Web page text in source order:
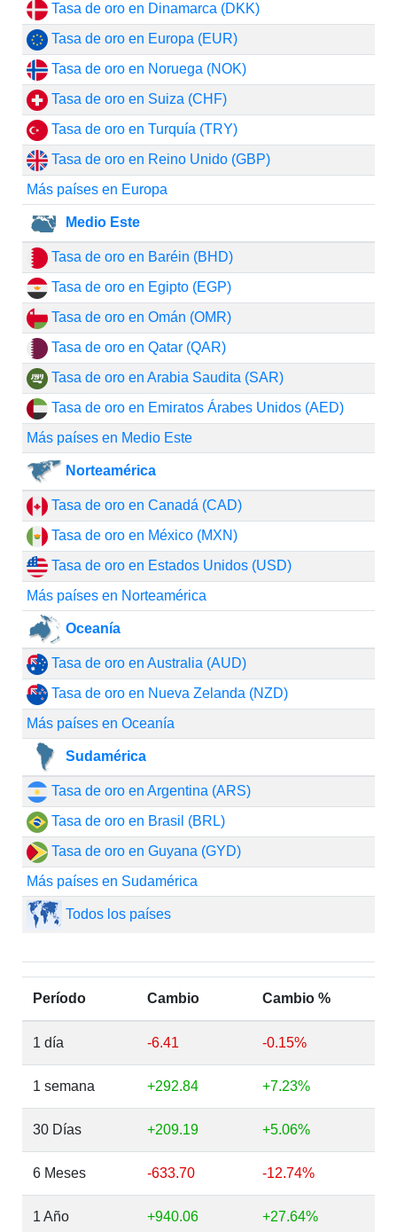
Tasa de oro en Dinamarca (DKK)
Tasa de oro en Europa (EUR)
Tasa de oro en Noruega (NOK)
Tasa de oro en Suiza (CHF)
Tasa de oro en Turquía (TRY)
Tasa de oro en Reino Unido (GBP)
Más países en Europa
Medio Este
Tasa de oro en Baréin (BHD)
Tasa de oro en Egipto (EGP)
Tasa de oro en Omán (OMR)
Tasa de oro en Qatar (QAR)
Tasa de oro en Arabia Saudita (SAR)
Tasa de oro en Emiratos Árabes Unidos (AED)
Más países en Medio Este
Norteamérica
Tasa de oro en Canadá (CAD)
Tasa de oro en México (MXN)
Tasa de oro en Estados Unidos (USD)
Más países en Norteamérica
Oceanía
Tasa de oro en Australia (AUD)
Tasa de oro en Nueva Zelanda (NZD)
Más países en Oceanía
Sudamérica
Tasa de oro en Argentina (ARS)
Tasa de oro en Brasil (BRL)
Tasa de oro en Guyana (GYD)
Más países en Sudamérica
Todos los países
Período Cambio Cambio %
1 día -6.41 -0.15%
1 semana +292.84 +7.23%
30 Días +209.19 +5.06%
6 Meses -633.70 -12.74%
1 Año +940.06 +27.64%